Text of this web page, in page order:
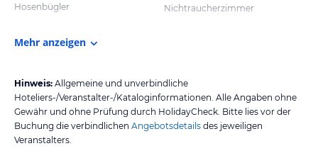
Hosenbügler
Nichtraucherzimmer
Mehr anzeigen
Hinweis: Allgemeine und unverbindliche
Hoteliers-/Veranstalter-/Kataloginformationen. Alle Angaben ohne
Gewähr und ohne Prüfung durch HolidayCheck. Bitte lies vor der
Buchung die verbindlichen Angebotsdetails des jeweiligen
Veranstalters.